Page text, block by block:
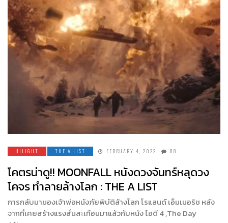
HILIGHT THE A LIST FEBRUARY 4, 2022 88
โคตรน่าดู!! MOONFALL หนังดวงจันทร์หลุดวง
โคจร ทำลายล้างโลก : THE A LIST
การกลับมาของเจ้าพ่อหนังภัยพิบัติล้างโลก โรแลนด์ เอ็มเมอริช หลัง
จากที่เคยสร้างแรงสั่นสะเทือนมาแล้วกับหนัง ไอดี 4 ,The Day